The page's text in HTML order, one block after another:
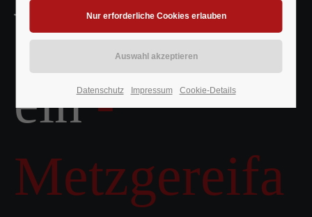
Wir stellen
ein-
Metzgereifa
Datenschutz Impressum Cookie-Details